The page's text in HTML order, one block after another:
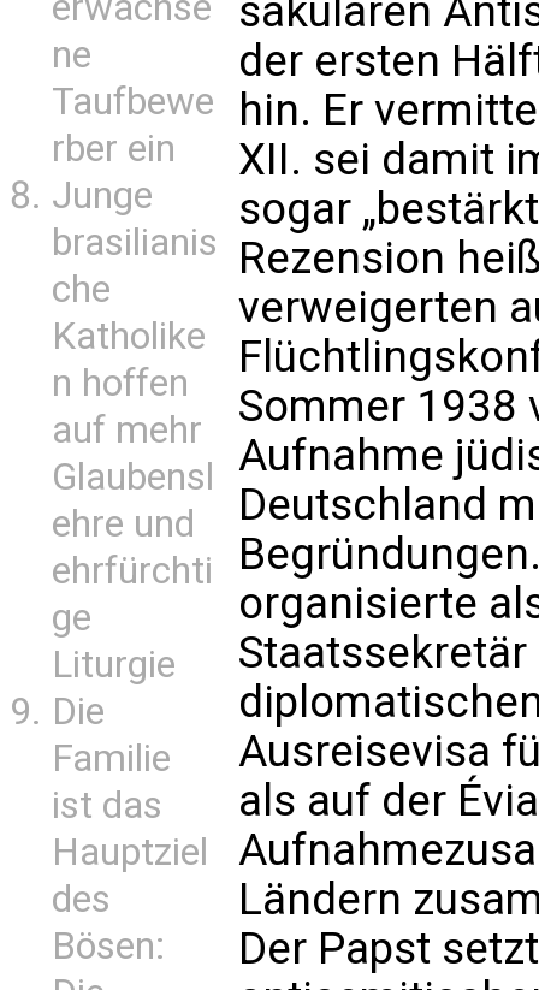
ne
Taufbewe
rber ein
Junge
brasilianis
che
Katholike
n hoffen
auf mehr
Glaubensl
ehre und
ehrfürchti
ge
Liturgie
Die
Familie
ist das
Hauptziel
des
Bösen:
säkularen
der ersten
hin. Er
XII. sei damit
sogar
Rezension
verweigerten
Sommer 1938
Aufnahme
Deutschland
organisierte
Ausreisevisa
als auf der
Ländern
Der Papst